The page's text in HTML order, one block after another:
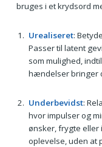
bruges i et krydsord
Urealiseret:
Passer til latent
som mulighed,
hændelser bringer
Underbevidst:
hvor impulser og
ønsker, frygte
oplevelse, uden at